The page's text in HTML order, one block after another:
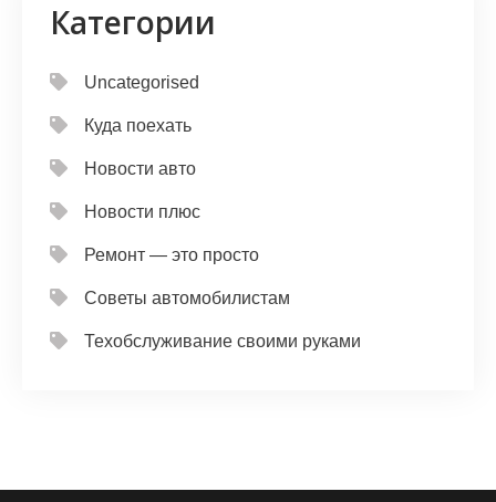
Категории
Uncategorised
Куда поехать
Новости авто
Новости плюс
Ремонт — это просто
Советы автомобилистам
Техобслуживание своими руками